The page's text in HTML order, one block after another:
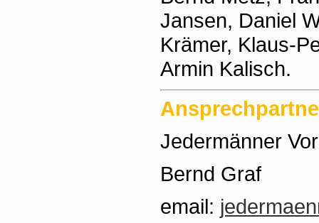
Jansen, Daniel
Krämer, Klaus-
Armin Kalisch.
Jedermänner
Bernd Graf
email: